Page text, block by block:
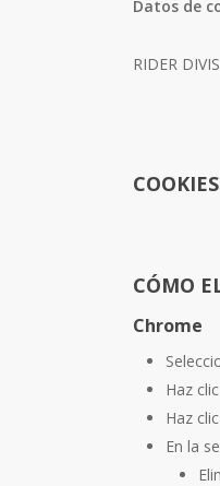
Datos de
RIDER
CÓMO
Chrome
Haz
Haz
En la